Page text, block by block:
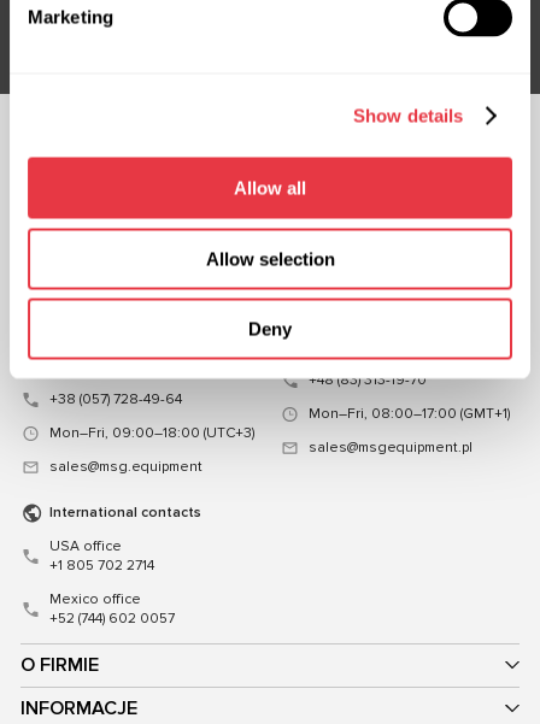
Marketing
Show details
Allow all
Allow selection
Deny
Subskrybuj
OBSERWUJ NAS
O FIRMIE
INFORMACJE
Przedstawicielstwo na
03039,Ukraina
+38 (057) 728-49-64
Mon–Fri, 09:00–18:00 (UTC+3)
sales@msg.equipment
Przedstawicielstwo w Polsce
ul. Familijna 27, Warszawa 03-197,
+48 (83) 313-19-70
Mon–Fri, 08:00–17:00 (GMT+1)
sales@msgequipment.pl
International contacts
USA office
+1 805 702 2714
Mexico office
+52 (744) 602 0057